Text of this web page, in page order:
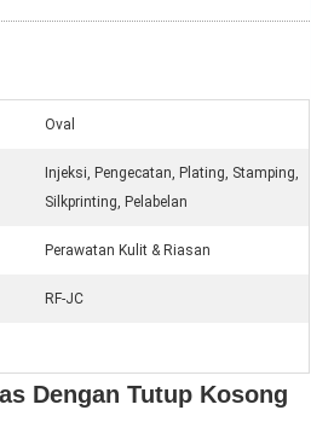
Oval
Injeksi, Pengecatan, Plating, Stamping,
Silkprinting, Pelabelan
Perawatan Kulit & Riasan
RF-JC
Dengan Tutup Kosong